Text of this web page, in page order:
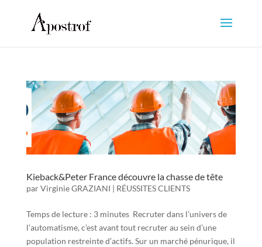
Kieback&Peter France découvre la chasse de tête
parVirginie GRAZIANI | RÉUSSITES CLIENTS
Temps de lecture : 3 minutes Recruter dans l’univers de
l’automatisme, c’est avant tout recruter au sein d’une
population restreinte d’actifs. Sur un marché pénurique, il